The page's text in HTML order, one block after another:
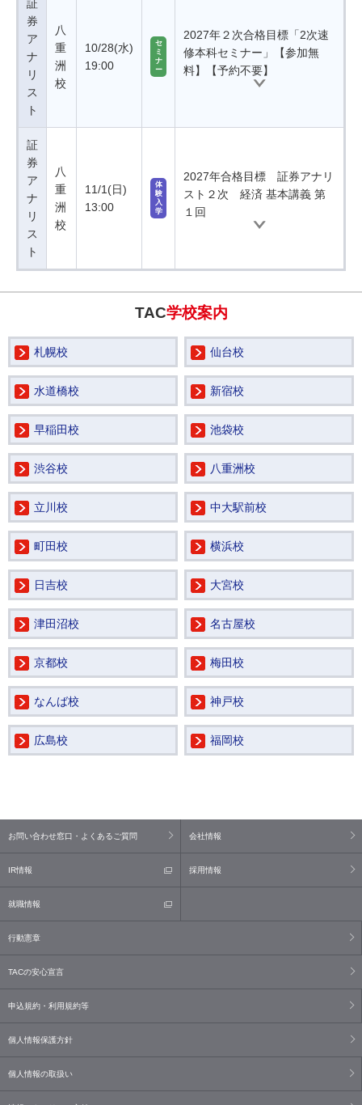
証
券
ア
ナ
リ
ス
ト
八
重
洲
校
10/28(水)
19:00
セ
ミ
ナ
ー
2027年２次合格目標「2次速
修本科セミナー」【参加無
料】【予約不要】
証
券
ア
ナ
リ
ス
ト
八
重
洲
校
11/1(日)
13:00
体
験
入
学
2027年合格目標 証券アナリ
スト２次 経済 基本講義 第
１回
TAC学校案内
札幌校 仙台校
水道橋校 新宿校
早稲田校 池袋校
渋谷校 八重洲校
立川校 中大駅前校
町田校 横浜校
日吉校 大宮校
津田沼校 名古屋校
京都校 梅田校
なんば校 神戸校
広島校 福岡校
お問い合わせ窓口・よくあるご質問 会社情報
IR情報 採用情報
就職情報
行動憲章
TACの安心宣言
申込規約・利用規約等
個人情報保護方針
個人情報の取扱い